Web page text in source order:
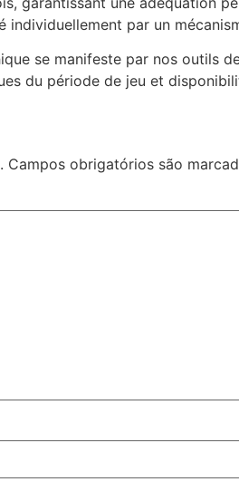
individuellement par un
se manifeste par nos outils
du période de jeu et
Campos obrigatórios são